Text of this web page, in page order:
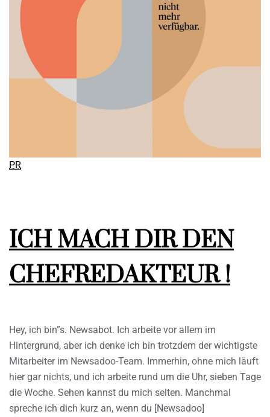
PR
ICH MACH DIR DEN
CHEFREDAKTEUR !
Hey, ich bin”s. Newsabot. Ich arbeite vor allem im
Hintergrund, aber ich denke ich bin trotzdem der wichtigste
Mitarbeiter im Newsadoo-Team. Immerhin, ohne mich läuft
hier gar nichts, und ich arbeite rund um die Uhr, sieben Tage
die Woche. Sehen kannst du mich selten. Manchmal
spreche ich dich kurz an, wenn du [Newsadoo]